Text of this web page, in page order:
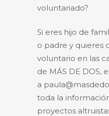
voluntariado?
Si eres hijo de
o padre y quieres
voluntario en las
de MÁS DE DOS,
a
toda la
proyectos